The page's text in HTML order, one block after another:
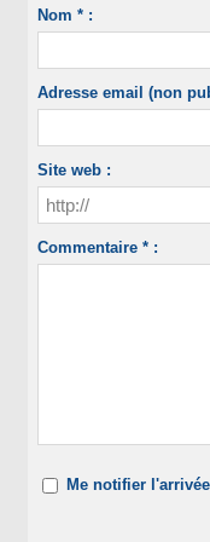
Nom * :
Adresse email (non
Site web :
Commentaire * :
Me notifier